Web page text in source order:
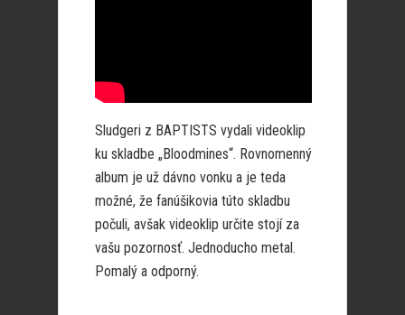
Sludgeri z BAPTISTS vydali videoklip
ku skladbe „Bloodmines“. Rovnomenný
album je už dávno vonku a je teda
možné, že fanúšikovia túto skladbu
počuli, avšak videoklip určite stojí za
vašu pozornosť. Jednoducho metal.
Pomalý a odporný.